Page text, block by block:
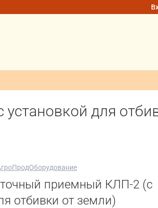
для
приемный КЛП-2 (с
отбивки от земли)